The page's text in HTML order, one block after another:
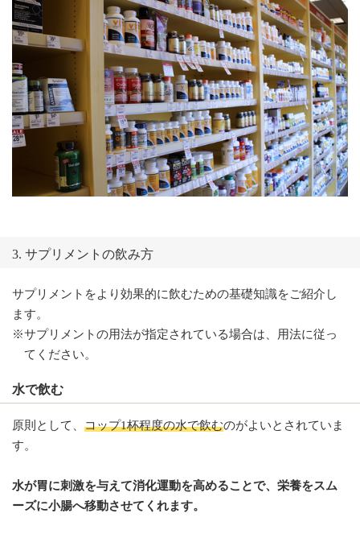
3. サプリメントの飲み方
サプリメントをより効果的に飲むための基礎知識をご紹介し
ます。
※サプリメントの用法が指定されている場合は、用法に従っ
てください。
水で飲む
原則として、 コップ1杯程度の水で飲むのがよいとされていま
す。
水が胃に刺激を与えて消化運動を高めることで、栄養をスム
ーズに小腸へ移動させてくれます。